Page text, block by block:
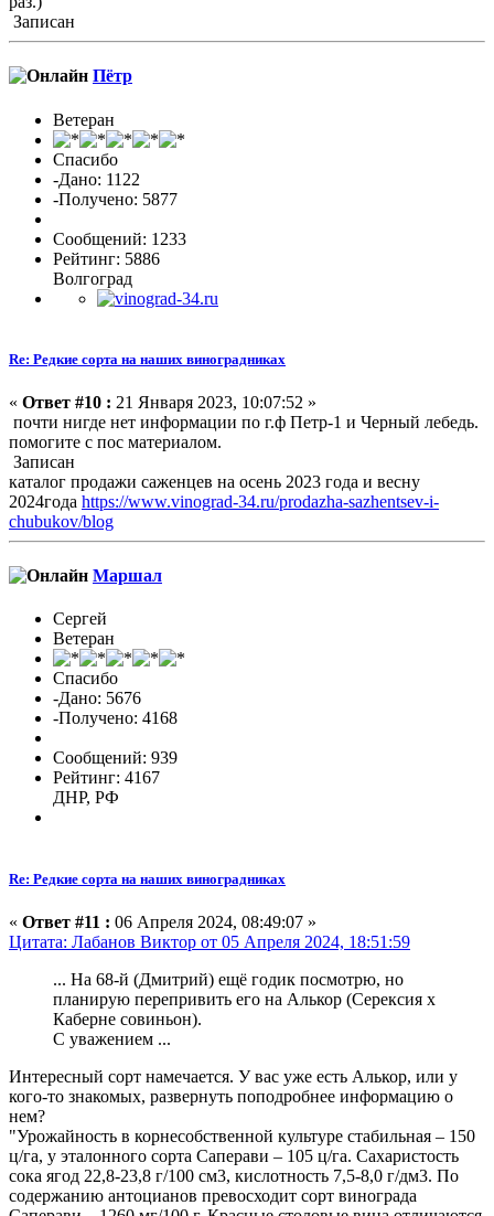
Записан
Пётр
Ветеран
Спасибо
-Дано: 1122
-Получено: 5877
Сообщений: 1233
Рейтинг: 5886
Волгоград
Re: Редкие сорта на наших виноградниках
« Ответ #10 : 21 Января 2023, 10:07:52 »
почти нигде нет информации по г.ф Петр-1 и Черный лебедь.
помогите с пос материалом.
Записан
каталог продажи саженцев на осень 2023 года и весну
2024года https://www.vinograd-34.ru/prodazha-sazhentsev-i-
chubukov/blog
Маршал
Сергей
Ветеран
Спасибо
-Дано: 5676
-Получено: 4168
Сообщений: 939
Рейтинг: 4167
ДНР, РФ
Re: Редкие сорта на наших виноградниках
« Ответ #11 : 06 Апреля 2024, 08:49:07 »
Цитата: Лабанов Виктор от 05 Апреля 2024, 18:51:59
... На 68-й (Дмитрий) ещё годик посмотрю, но
планирую перепривить его на Алькор (Серексия х
Каберне совиньон).
С уважением ...
Интересный сорт намечается. У вас уже есть Алькор, или у
кого-то знакомых, развернуть поподробнее информацию о
нем?
"Урожайность в корнесобственной культуре стабильная – 150
ц/га, у эталонного сорта Саперави – 105 ц/га. Сахаристость
сока ягод 22,8-23,8 г/100 см3, кислотность 7,5-8,0 г/дм3. По
содержанию антоцианов превосходит сорт винограда